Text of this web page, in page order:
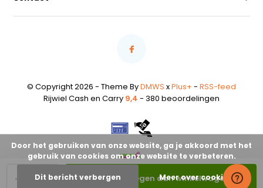
+
- Toevoegen aan winkelwagen
© Copyright 2026 - Theme ByDMWS xPlus+ - RSS-feed
Rijwiel Cash en Carry 9,4 - 380 beoordelingen
Door het gebruiken van onze website, ga je akkoord met het
gebruik van cookies om onze website te verbeteren.
Dit bericht verbergen Meer over cookies »